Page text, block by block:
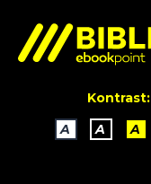
Kontrast:
A
A A